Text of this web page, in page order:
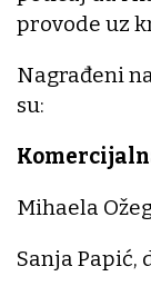
provode uz
Nagrađeni
su:
Mihaela
Sanja Papić,